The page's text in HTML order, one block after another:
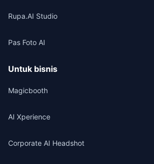
Rupa.AI Studio
Pas Foto AI
Untuk bisnis
Magicbooth
AI Xperience
Corporate AI Headshot